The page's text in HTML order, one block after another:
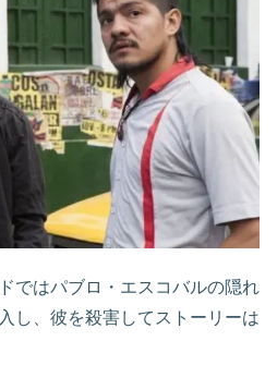
ではパブロ・エスコバルの隠れ
し、彼を殺害してストーリーは